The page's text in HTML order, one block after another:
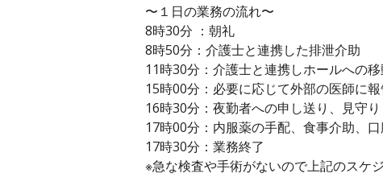
〜１日の業務の流れ〜
8時30分 ：朝礼
8時50分：介護士と連携した排泄介助
11時30分：介護士と連携しホールへの
15時00分：必要に応じて外部の医師に
16時30分：夜勤者への申し送り、見守り
17時00分：内服薬の手配、食事介助、
17時30分：業務終了
※急な検査や手術がないので上記のスケ